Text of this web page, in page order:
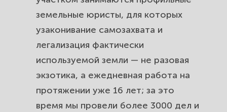
или огородом: узаконить
Дачная амнистия и упрощённое
оформление фактически
используемых соток.
Частые вопросы про узаконивание
земельные юристы, для которых
узаконивание самозахвата и
легализация фактически
используемой земли — не разовая
экзотика, а ежедневная работа на
протяжении уже 16 лет; за это
время мы провели более 3000 дел и